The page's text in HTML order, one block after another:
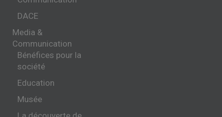
DACE
Media &
Communication
Bénéfices pour la
société
Education
Musée